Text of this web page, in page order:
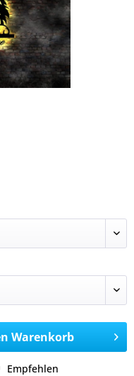
Warenkorb
Empfehlen